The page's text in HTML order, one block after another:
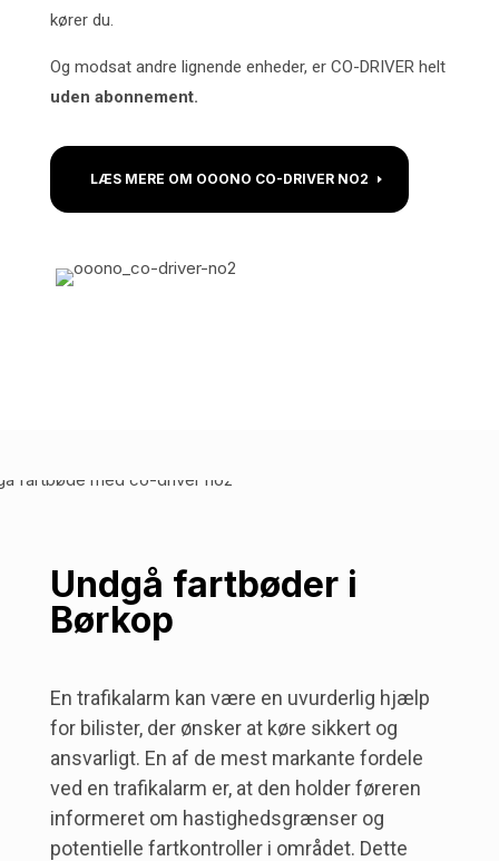
kører du.
Og modsat andre lignende enheder, er CO-DRIVER helt
uden abonnement.
LÆS MERE OM OOONO CO-DRIVER NO2
Undgå fartbøder i
Børkop
En trafikalarm kan være en uvurderlig hjælp
for bilister, der ønsker at køre sikkert og
ansvarligt. En af de mest markante fordele
ved en trafikalarm er, at den holder føreren
informeret om hastighedsgrænser og
potentielle fartkontroller i området. Dette